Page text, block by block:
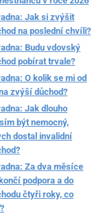
Jak si zvýšit
na poslední chvíli?
Budu vdovský
pobírat trvale?
O kolik se mi od
zvýší důchod?
Jak dlouho
být nemocný,
dostal invalidní
Za dva měsíce
podpora a do
čtyři roky, co